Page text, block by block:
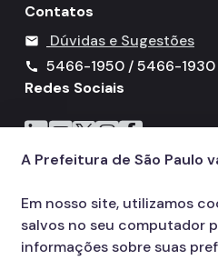
Contatos
mail Dúvidas e Sugestões
call
5466-1950 / 5466-1930
Redes Sociais
Icone do LinkedIn
Icone do YouTube
Icone do X
Icone do Instagram
Icone do
A Prefeitura de São Paulo
Em nosso site, utilizamos
salvos no seu computador
informações sobre suas